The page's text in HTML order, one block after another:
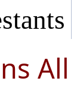
All